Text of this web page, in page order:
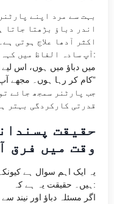
بہت سے مرد اپنے
اندر دباؤ بڑھتا جاتا
اکثر آدھا علاج ہوتی ہے۔
آپ سادہ الفاظ میں کہہ سکتے ہیں:
کام کر رہا ہوں۔ مجھے آپ کا تعاون چاہیے، دباؤ نہیں۔”
جب پارٹنر سمجھ جائے
قدرتی کارکردگی بہتر
حقیقت
وقت میں فرق
ہیں۔ حقیقت یہ ہے کہ: